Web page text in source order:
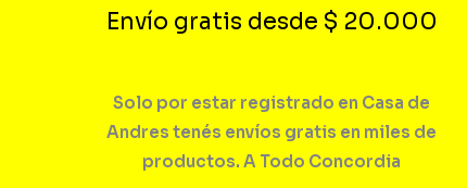
Envío gratis desde $ 20.000
Solo por estar registrado en Casa de
Andres tenés envíos gratis en miles de
productos. A Todo Concordia